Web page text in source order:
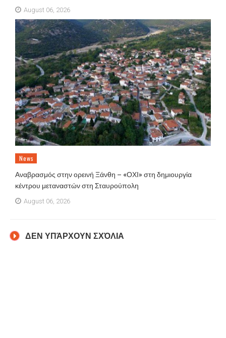
August 06, 2026
News
Αναβρασμός στην ορεινή Ξάνθη – «ΟΧΙ» στη δημιουργία
κέντρου μεταναστών στη Σταυρούπολη
August 06, 2026
ΔΕΝ ΥΠΆΡΧΟΥΝ ΣΧΌΛΙΑ